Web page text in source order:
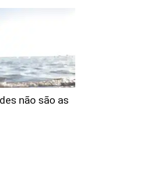
não são as